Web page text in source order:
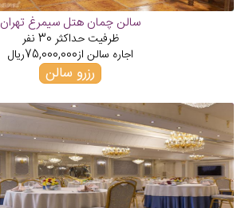
سالن چمان هتل سیمرغ تهران
ظرفیت حداکثر 30 نفر
اجاره سالن از75,000,000ریال
رزرو سالن